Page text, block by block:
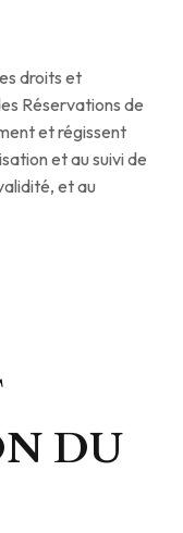
droits et
Réservations de
et régissent
et au suivi de
et au
DU